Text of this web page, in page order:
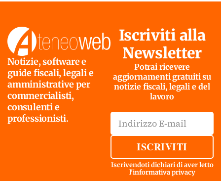
Notizie, software e
guide fiscali, legali e
amministrative per
commercialisti,
consulenti e
professionisti.
Iscriviti alla
Newsletter
Potrai ricevere
aggiornamenti gratuiti su
notizie fiscali, legali e del
lavoro
ISCRIVITI
Iscrivendoti dichiari di aver letto
l'informativa privacy